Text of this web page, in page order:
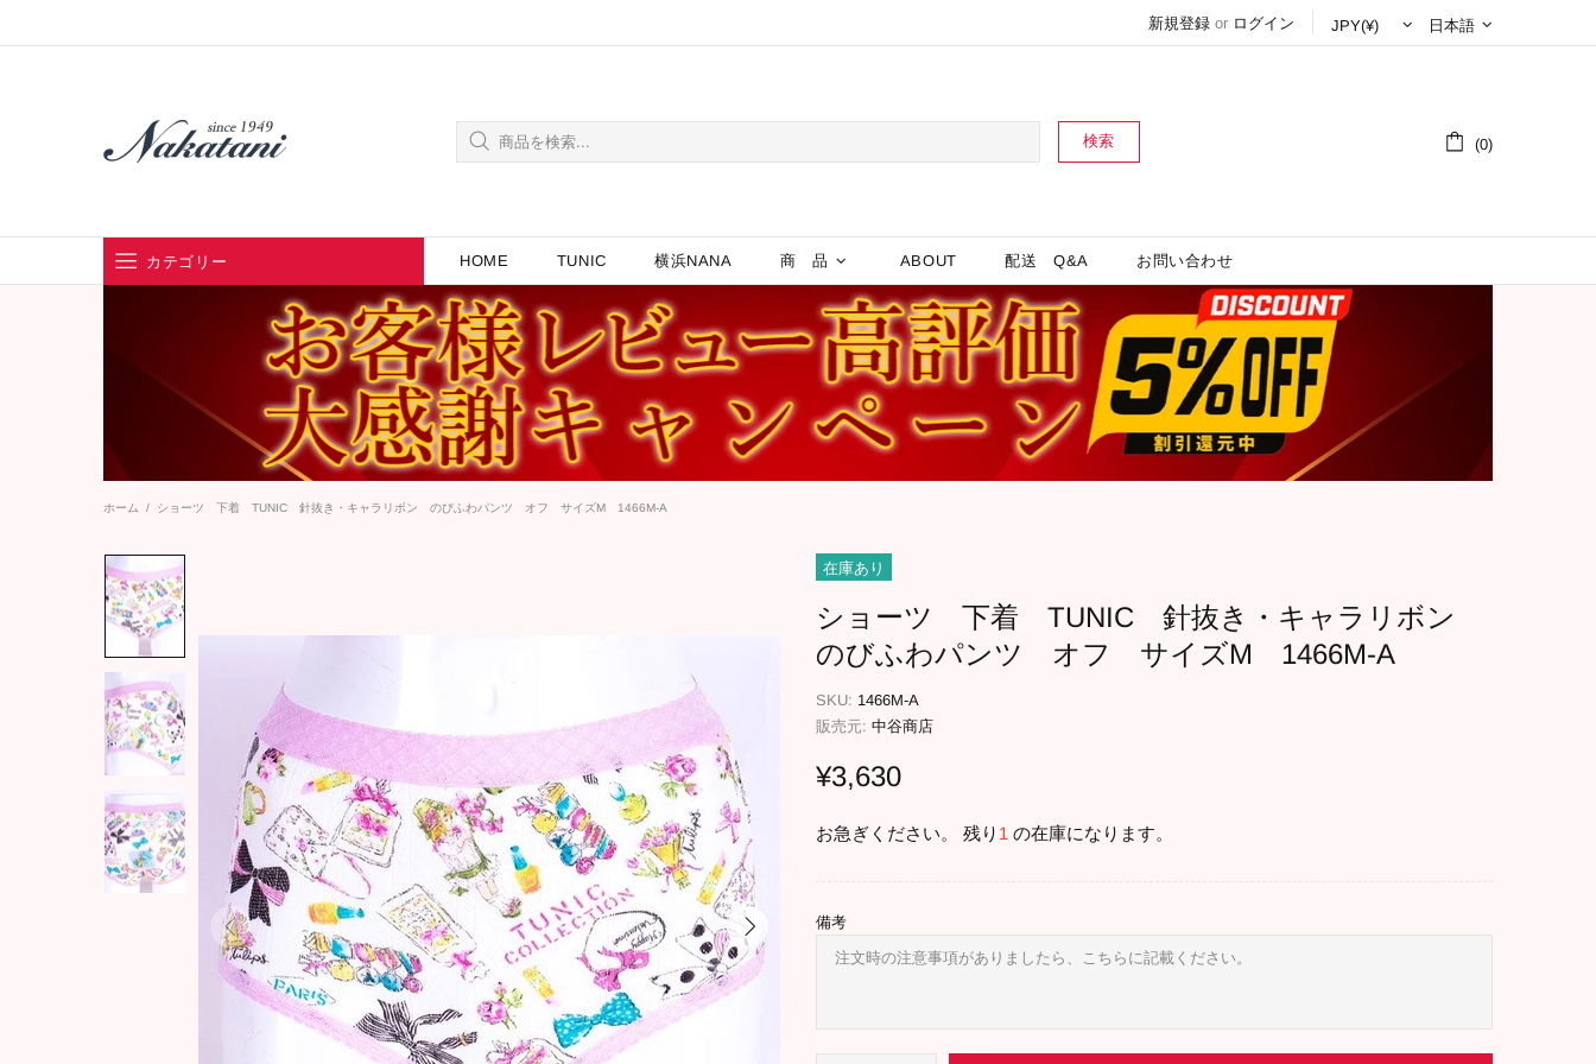
新規登録 or ログイン 日本語
検索 (0)
カテゴリー
カテゴリーから探す
HOME TUNIC 横浜NANA 商 品 ABOUT 配送 Q&A お問い合わせ
ホーム ショーツ 下着 TUNIC 針抜き・キャラリボン のびふわパンツ オフ サイズM 1466M-A
在庫あり
ショーツ 下着 TUNIC 針抜き・キャラリボン
のびふわパンツ オフ サイズM 1466M-A
SKU: 1466M-A
販売元: 中谷商店
¥3,630
お急ぎください。 残り 1 の在庫になります。
備考